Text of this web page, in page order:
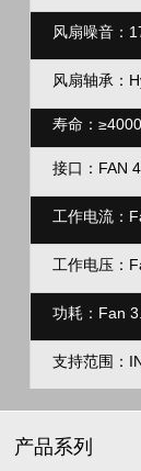
风扇噪音：
风扇轴承：
寿命：
接口： FAN
工作电流：
工作电压
功耗： Fan
支持范围：
产品系列